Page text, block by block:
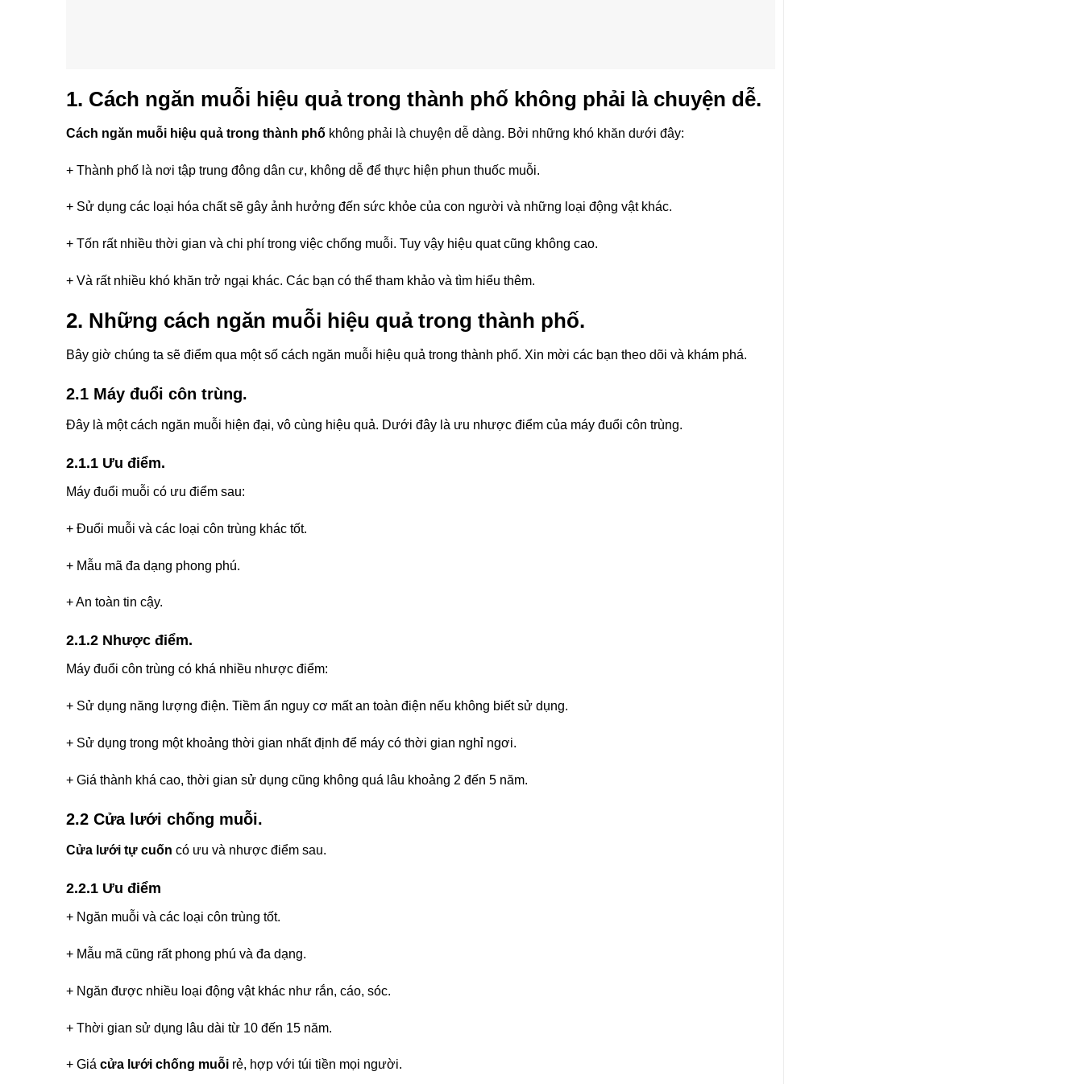
1. Cách ngăn muỗi hiệu quả trong thành phố không phải là chuyện dễ.
Cách ngăn muỗi hiệu quả trong thành phố không phải là chuyện dễ dàng. Bởi những khó khăn dưới đây:
+ Thành phố là nơi tập trung đông dân cư, không dễ để thực hiện phun thuốc muỗi.
+ Sử dụng các loại hóa chất sẽ gây ảnh hưởng đến sức khỏe của con người và những loại động vật khác.
+ Tốn rất nhiều thời gian và chi phí trong việc chống muỗi. Tuy vậy hiệu quat cũng không cao.
+ Và rất nhiều khó khăn trở ngại khác. Các bạn có thể tham khảo và tìm hiểu thêm.
2. Những cách ngăn muỗi hiệu quả trong thành phố.
Bây giờ chúng ta sẽ điểm qua một số cách ngăn muỗi hiệu quả trong thành phố. Xin mời các bạn theo dõi và khám phá.
2.1 Máy đuổi côn trùng.
Đây là một cách ngăn muỗi hiện đại, vô cùng hiệu quả. Dưới đây là ưu nhược điểm của máy đuổi côn trùng.
2.1.1 Ưu điểm.
Máy đuổi muỗi có ưu điểm sau:
+ Đuổi muỗi và các loại côn trùng khác tốt.
+ Mẫu mã đa dạng phong phú.
+ An toàn tin cậy.
2.1.2 Nhược điểm.
Máy đuổi côn trùng có khá nhiều nhược điểm:
+ Sử dụng năng lượng điện. Tiềm ẩn nguy cơ mất an toàn điện nếu không biết sử dụng.
+ Sử dụng trong một khoảng thời gian nhất định để máy có thời gian nghỉ ngơi.
+ Giá thành khá cao, thời gian sử dụng cũng không quá lâu khoảng 2 đến 5 năm.
2.2 Cửa lưới chống muỗi.
Cửa lưới tự cuốn có ưu và nhược điểm sau.
2.2.1 Ưu điểm
+ Ngăn muỗi và các loại côn trùng tốt.
+ Mẫu mã cũng rất phong phú và đa dạng.
+ Ngăn được nhiều loại động vật khác như rắn, cáo, sóc.
+ Thời gian sử dụng lâu dài từ 10 đến 15 năm.
+ Giá cửa lưới chống muỗi rẻ, hợp với túi tiền mọi người.